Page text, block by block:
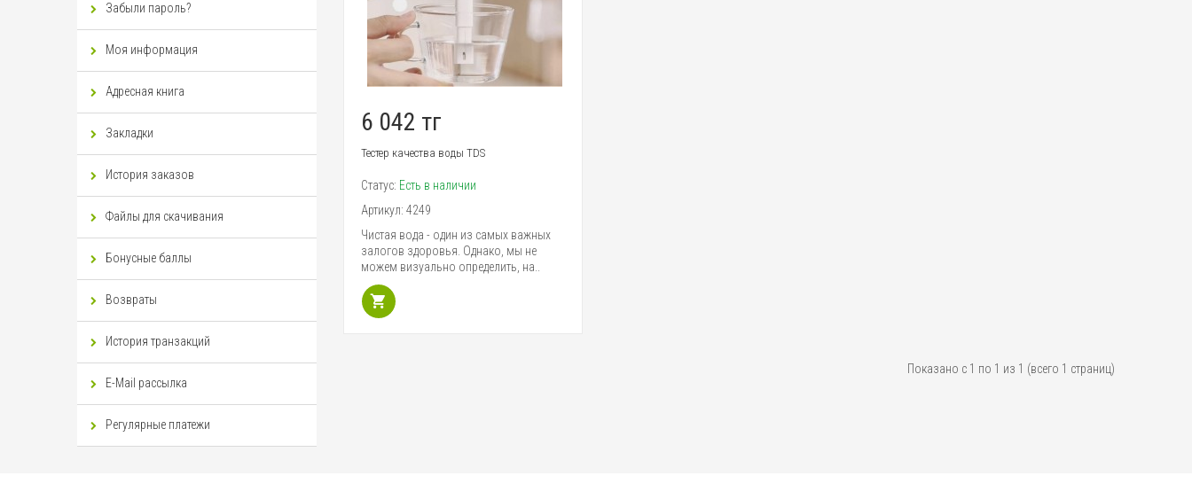
Забыли пароль?
Моя информация
Адресная книга
Закладки
История заказов
Файлы для скачивания
Бонусные баллы
Возвраты
История транзакций
E-Mail рассылка
Регулярные платежи
6 042 тг
Тестер качества воды TDS
Статус: Есть в наличии
Артикул: 4249
Чистая вода - один из самых важных
залогов здоровья. Однако, мы не
можем визуально определить, на..
Показано с 1 по 1 из 1 (всего 1 страниц)